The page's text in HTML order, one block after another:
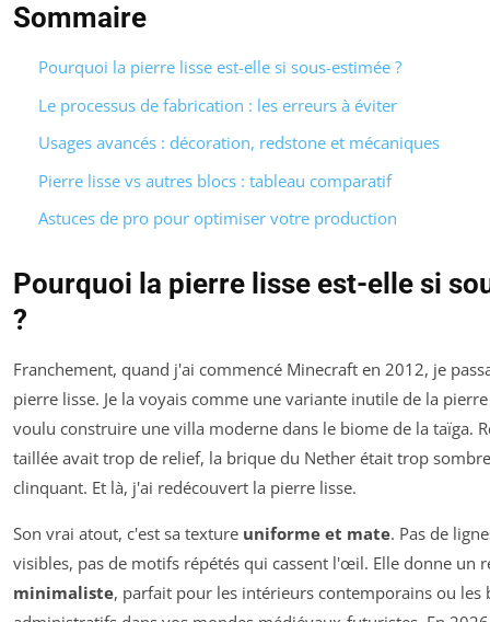
Sommaire
Pourquoi la pierre lisse est-elle si sous-estimée ?
Le processus de fabrication : les erreurs à éviter
Usages avancés : décoration, redstone et mécaniques
Pierre lisse vs autres blocs : tableau comparatif
Astuces de pro pour optimiser votre production
Pourquoi la pierre lisse est-elle si
?
Franchement, quand j'ai commencé Minecraft en 2012, je
pierre lisse. Je la voyais comme une variante inutile de la
voulu construire une villa moderne dans le biome de la taïga.
taillée avait trop de relief, la brique du Nether était trop
clinquant. Et là, j'ai redécouvert la pierre lisse.
Son vrai atout, c'est sa texture uniforme et mate. Pas de
visibles, pas de motifs répétés qui cassent l'œil. Elle donne un
minimaliste, parfait pour les intérieurs contemporains ou les